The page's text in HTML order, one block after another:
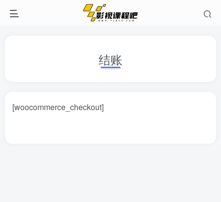
开通会员 尊享会员权益
注册
结账
[woocommerce_checkout]